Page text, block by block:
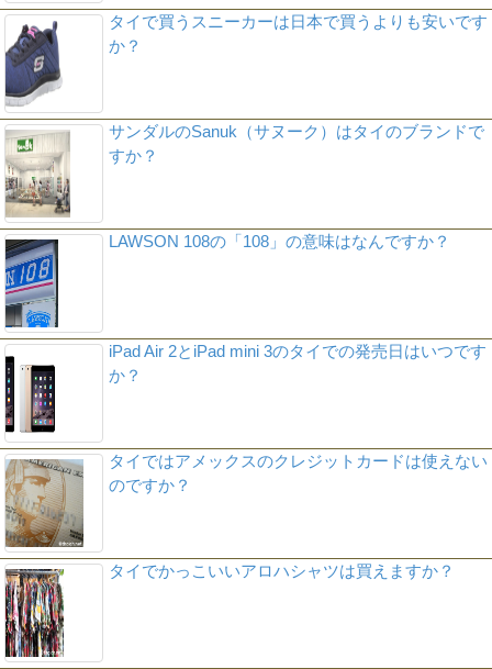
タイで買うスニーカーは日本で買うよりも安いです
か？
サンダルのSanuk（サヌーク）はタイのブランドで
すか？
LAWSON 108の「108」の意味はなんですか？
iPad Air 2とiPad mini 3のタイでの発売日はいつです
か？
タイではアメックスのクレジットカードは使えない
のですか？
タイでかっこいいアロハシャツは買えますか？